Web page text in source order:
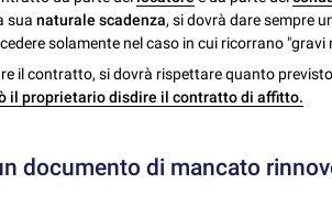
sua naturale scadenza, si dovrà dare sempre
solamente nel caso in cui ricorrano "gravi
il contratto, si dovrà rispettare quanto
il proprietario disdire il contratto di affitto.
documento di mancato